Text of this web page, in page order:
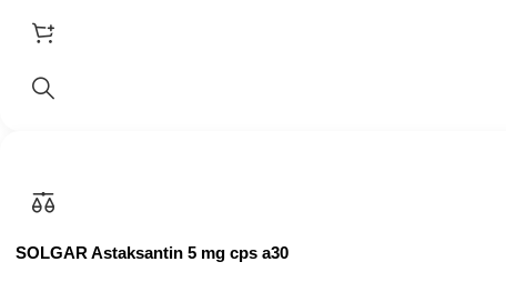
SOLGAR Astaksantin 5 mg cps a30